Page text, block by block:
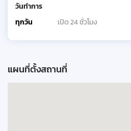
วันทำการ
ทุกวัน
เปิด 24 ชั่วโมง
แผนที่ตั้งสถานที่